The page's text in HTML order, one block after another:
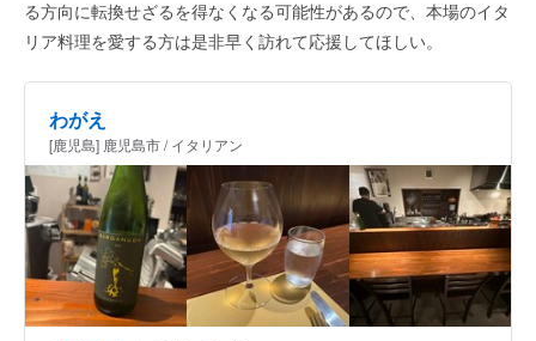
る方向に転換せざるを得なくなる可能性があるので、本場のイタ
リア料理を愛する方は是非早く訪れて応援してほしい。
わがえ
[鹿児島] 鹿児島市 / イタリアン